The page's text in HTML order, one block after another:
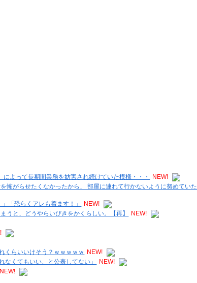
よって長期間業務を妨害され続けていた模様・・・
NEW!
怖がらせたくなかったから、 部屋に連れて行かないように努めていた
「恐らくアレも着ます！」
NEW!
うと、どうやらいびきをかくらしい。【再】
NEW!
くらいいけそう？ｗｗｗｗｗ NEW!
くてもいい、と公表してない」
NEW!
NEW!